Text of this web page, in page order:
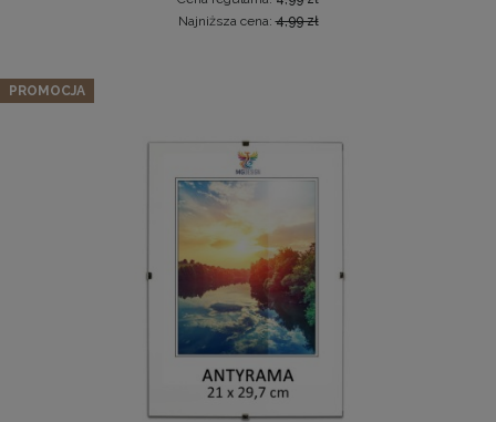
Cena regularna:
Najniższa cena:
DO KOSZYKA
Najniższa cena:4,99 zł
PROMOCJA